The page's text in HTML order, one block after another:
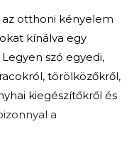
otthoni kényelem
kínálva egy
szó egyedi,
törölközőkről,
kiegészítőkről és
a